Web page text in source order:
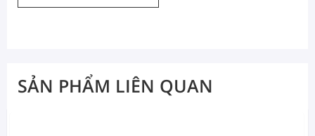
SẢN PHẨM LIÊN QUAN